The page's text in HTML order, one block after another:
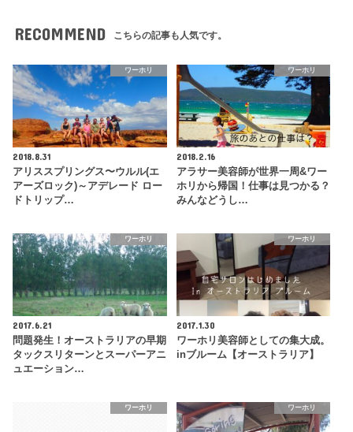
RECOMMEND こちらの記事も人気です。
ワーホリ
2018.8.31
アリススプリングス〜ウルル(エ
アーズロック)～アデレード ロー
ドトリップ…
ワーホリ
2018.2.16
アラサー美容師が世界一周&ワー
ホリから帰国！仕事は見つかる？
みんなどうし…
ワーホリ
2017.6.21
問題発生！オーストラリアの早期
タックスリターンとスーパーアニ
ュエーション…
ワーホリ
2017.1.30
ワーホリ美容師としての集大成。
inブルーム【オーストラリア】
ワーホリ ワーホリ